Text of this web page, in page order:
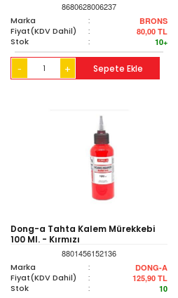
8680628006237
Marka
: BRONS
Fiyat(KDV Dahil) : 80,00 TL
Stok : 10+
- + Sepete Ekle
Dong-a Tahta Kalem Mürekkebi
100 Ml. - Kırmızı
8801456152136
Marka
: DONG-A
Fiyat(KDV Dahil) : 125,90 TL
Stok : 10